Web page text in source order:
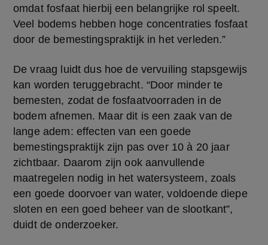
omdat fosfaat hierbij een belangrijke rol speelt.
Veel bodems hebben hoge concentraties fosfaat
door de bemestingspraktijk in het verleden.”
De vraag luidt dus hoe de vervuiling stapsgewijs
kan worden teruggebracht. “Door minder te
bemesten, zodat de fosfaatvoorraden in de
bodem afnemen. Maar dit is een zaak van de
lange adem: effecten van een goede
bemestingspraktijk zijn pas over 10 à 20 jaar
zichtbaar. Daarom zijn ook aanvullende
maatregelen nodig in het watersysteem, zoals
een goede doorvoer van water, voldoende diepe
sloten en een goed beheer van de slootkant”,
duidt de onderzoeker.